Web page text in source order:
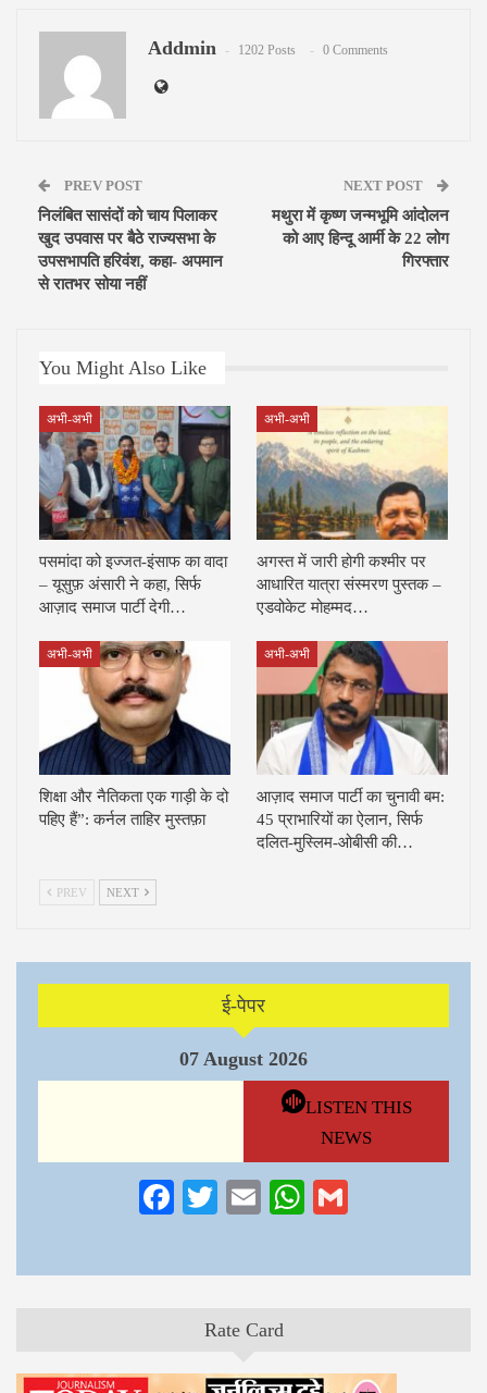
Addmin 1202 Posts 0 Comments
PREV POST
निलंबित सासंदों को चाय पिलाकर
खुद उपवास पर बैठे राज्यसभा के
उपसभापति हरिवंश, कहा- अपमान
से रातभर सोया नहीं
NEXT POST
मथुरा में कृष्ण जन्मभूमि आंदोलन
को आए हिन्दू आर्मी के 22 लोग
गिरफ्तार
You Might Also Like
अभी-अभी
पसमांदा को इज्जत-इंसाफ का वादा
– यूसुफ़ अंसारी ने कहा, सिर्फ
आज़ाद समाज पार्टी देगी…
अभी-अभी
अगस्त में जारी होगी कश्मीर पर
आधारित यात्रा संस्मरण पुस्तक –
एडवोकेट मोहम्मद…
अभी-अभी
शिक्षा और नैतिकता एक गाड़ी के दो
पहिए हैं”: कर्नल ताहिर मुस्तफ़ा
अभी-अभी
आज़ाद समाज पार्टी का चुनावी बम:
45 प्राभारियों का ऐलान, सिर्फ
दलित-मुस्लिम-ओबीसी की…
PREV NEXT
ई-पेपर
07 August 2026
LISTEN THIS
NEWS
Facebook
TwitterEmailWhatsApp
Rate Card